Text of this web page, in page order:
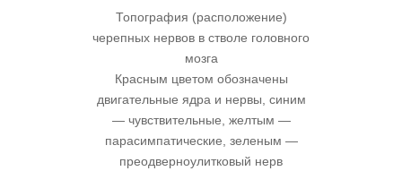
Топография (расположение)
черепных нервов в стволе головного
мозга
Красным цветом обозначены
двигательные ядра и нервы, синим
— чувствительные, желтым —
парасимпатические, зеленым —
преодверноулитковый нерв